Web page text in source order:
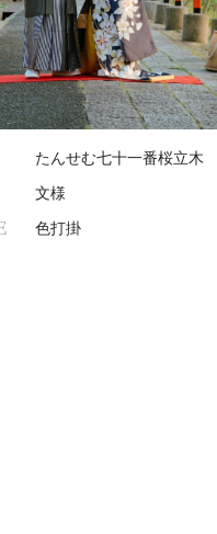
たんせむ七十一番桜立木
文様
色打掛